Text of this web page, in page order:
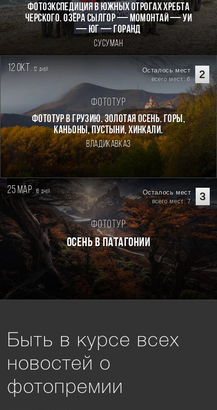
фотоэкспедиция в южных отрогах хребта
Черского. Озёра Сылгор — Момонтай — Уи
— Юг — Горанд
Сусуман
12 окт. 12 дней 2
Осталось мест
всего мест: 6
Фототур
Фототур в Грузию. Золотая осень. Горы,
каньоны, пустыни, хинкали.
Владикавказ
25 мар. 16дней 3
Осталось мест
всего мест: 7
Фототур
Осень в Патагонии
Быть в курсе всех
новостей о
фотопремии